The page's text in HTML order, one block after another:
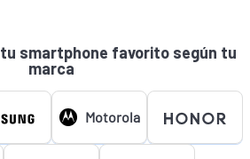
tu smartphone favorito según tu
marca
Motorola